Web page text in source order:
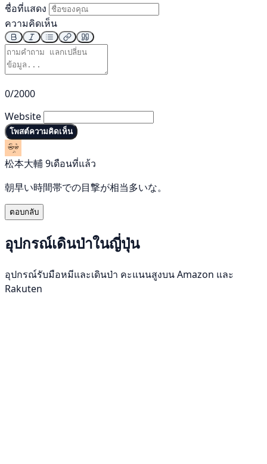
ชื่อที่แสดง
ความคิดเห็น
0/2000
Website
โพสต์ความคิดเห็น
松本大輔9เดือนที่แล้ว
朝早い時間帯での目撃が相当多いな。
ตอบกลับ
อุปกรณ์เดินป่าในญี่ปุ่น
อุปกรณ์รับมือหมีและเดินป่า คะแนนสูงบน Amazon และ
Rakuten